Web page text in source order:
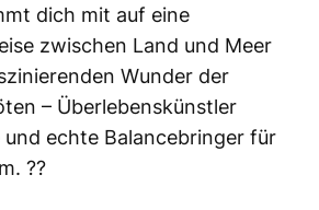
dich mit auf eine
zwischen Land und Meer
Wunder der
– Überlebenskünstler
und echte Balancebringer für
??